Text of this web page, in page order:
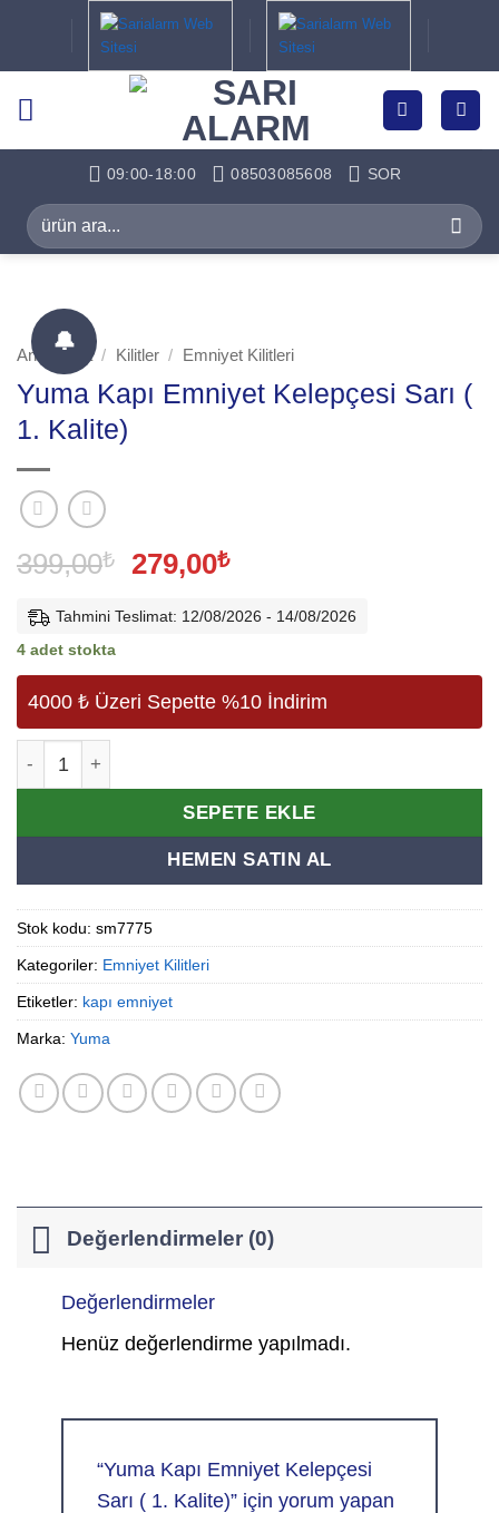
09:00-18:00 08503085608 SOR
Ara:
🔔
Ana Sayfa / Kilitler / Emniyet Kilitleri
Yuma Kapı Emniyet Kelepçesi Sarı (
1. Kalite)
399,00₺
Orijinal
399,00₺.
279,00₺Şu
fiyat:
Tahmini Teslimat: 12/08/2026 - 14/08/2026
4 adet stokta
4000 ₺ Üzeri Sepette %10 İndirim
SEPETE EKLE
HEMEN SATIN AL
Alternative:
Stok kodu: sm7775
Kategoriler: Emniyet Kilitleri
Etiketler: kapı emniyet
Marka: Yuma
Değerlendirmeler (0)
Değerlendirmeler
Henüz değerlendirme yapılmadı.
“Yuma Kapı Emniyet Kelepçesi
Sarı ( 1. Kalite)” için yorum yapan